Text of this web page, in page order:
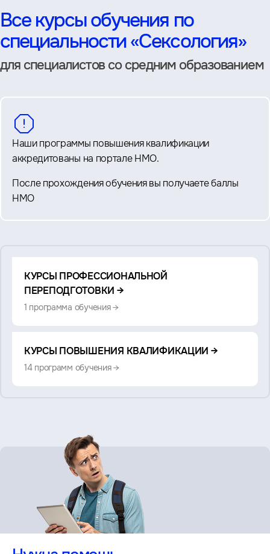
Все курсы обучения по
специальности «Сексология»
для специалистов со средним образованием
Наши программы повышения квалификации
аккредитованы на портале НМО.
После прохождения обучения вы получаете баллы
НМО
Смотрите
также:
КУРСЫ ПРОФЕССИОНАЛЬНОЙ
ПЕРЕПОДГОТОВКИ →
1 программа обучения →
КУРСЫ ПОВЫШЕНИЯ КВАЛИФИКАЦИИ →
14 программ обучения →